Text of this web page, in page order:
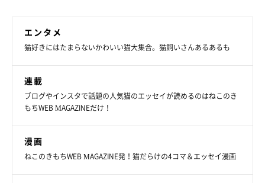
エンタメ
猫好きにはたまらないかわいい猫大集合。猫飼いさんあるあるも
連載
ブログやインスタで話題の人気猫のエッセイが読めるのはねこのき
もちWEB MAGAZINEだけ！
漫画
ねこのきもちWEB MAGAZINE発！猫だらけの4コマ＆エッセイ漫画